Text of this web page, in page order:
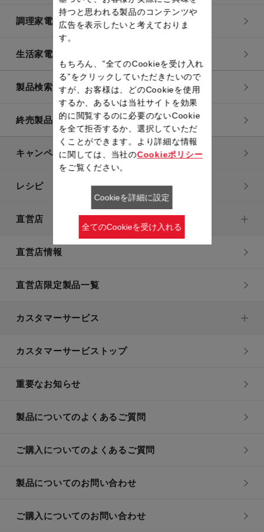
調理家電
生活家電
製品検索一覧
終売製品一覧
キャンペーン・特集
レシピ
直営店
直営店情報
直営店限定製品一覧
カスタマーサービス
カスタマーサービストップ
重要なお知らせ
製品についてのよくあるご質問
ご購入についてのよくあるご質問
製品についてのお問い合わせ
ご購入についてのお問い合わせ
持つと思われる製品のコンテンツや
広告を表示したいと考えておりま
す。
もちろん、”全てのCookieを受け入れ
る”をクリックしていただきたいので
すが、お客様は、どのCookieを使用
するか、あるいは当社サイトを効果
的に閲覧するのに必要のないCookie
を全て拒否するか、選択していただ
くことができます。より詳細な情報
に関しては、当社のCookieポリシー
をご覧ください。
Cookieを詳細に設定
全てのCookieを受け入れる